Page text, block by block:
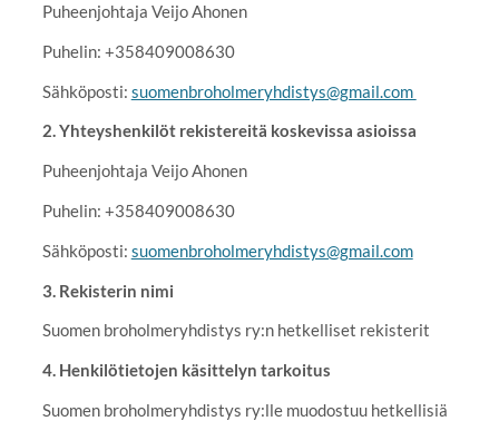
Puheenjohtaja Veijo Ahonen
Puhelin: +358409008630
Sähköposti: suomenbroholmeryhdistys@gmail.com
2. Yhteyshenkilöt rekistereitä koskevissa asioissa
Puheenjohtaja Veijo Ahonen
Puhelin: +358409008630
Sähköposti: suomenbroholmeryhdistys@gmail.com
3. Rekisterin nimi
Suomen broholmeryhdistys ry:n hetkelliset rekisterit
4. Henkilötietojen käsittelyn tarkoitus
Suomen broholmeryhdistys ry:lle muodostuu hetkellisiä